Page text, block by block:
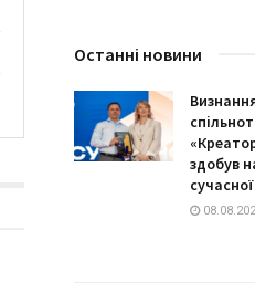
Останні новини
здобув